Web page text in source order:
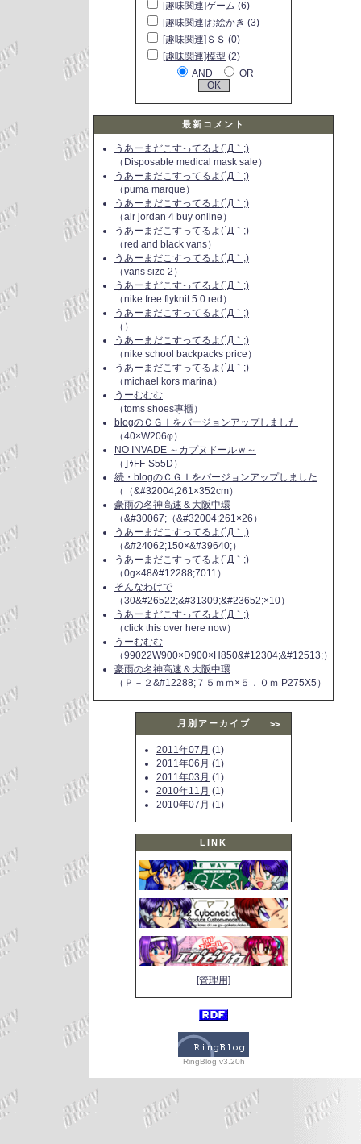
[趣味関連]ゲーム (6)
[趣味関連]お絵かき (3)
[趣味関連]ＳＳ (0)
[趣味関連]模型 (2)
AND
OR
最新コメント
うあーまだこすってるよ(´Д｀;)
（Disposable medical mask sale）
うあーまだこすってるよ(´Д｀;)
（puma marque）
うあーまだこすってるよ(´Д｀;)
（air jordan 4 buy online）
うあーまだこすってるよ(´Д｀;)
（red and black vans）
うあーまだこすってるよ(´Д｀;)
（vans size 2）
うあーまだこすってるよ(´Д｀;)
（nike free flyknit 5.0 red）
うあーまだこすってるよ(´Д｀;)
（）
うあーまだこすってるよ(´Д｀;)
（nike school backpacks price）
うあーまだこすってるよ(´Д｀;)
（michael kors marina）
うーむむむ
（toms shoes專櫃）
blogのＣＧＩをバージョンアップしました
（40×W206φ）
NO INVADE ～カプヌドールｗ～
（｣ｩFF-S55D）
続・blogのＣＧＩをバージョンアップしました
（（&#32004;261×352cm）
豪雨の名神高速＆大阪中環
（&#30067;（&#32004;261×26）
うあーまだこすってるよ(´Д｀;)
（&#24062;150×&#39640;）
うあーまだこすってるよ(´Д｀;)
（0g×48&#12288;7011）
そんなわけで
（30&#26522;&#31309;&#23652;×10）
うあーまだこすってるよ(´Д｀;)
（click this over here now）
うーむむむ
（99022W900×D900×H850&#12304;&#12513;）
豪雨の名神高速＆大阪中環
（Ｐ－２&#12288;７５ｍｍ×５．０ｍ P275X5）
月別アーカイブ >>
2011年07月 (1)
2011年06月 (1)
2011年03月 (1)
2010年11月 (1)
2010年07月 (1)
LINK
[管理用]
RingBlog v3.20h